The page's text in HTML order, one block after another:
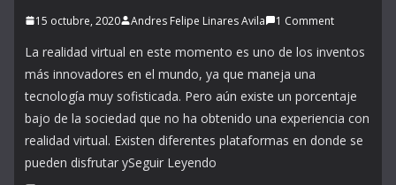
15 octubre, 2020 Andres Felipe Linares Avila 1 Comment
La realidad virtual en este momento es uno de los inventos
más innovadores en el mundo, ya que maneja una
tecnología muy sofisticada. Pero aún existe un porcentaje
bajo de la sociedad que no ha obtenido una experiencia con
realidad virtual. Existen diferentes plataformas en donde se
pueden disfrutar ySeguir Leyendo